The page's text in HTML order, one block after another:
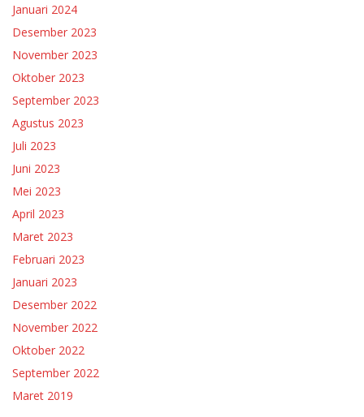
Januari 2024
Desember 2023
November 2023
Oktober 2023
September 2023
Agustus 2023
Juli 2023
Juni 2023
Mei 2023
April 2023
Maret 2023
Februari 2023
Januari 2023
Desember 2022
November 2022
Oktober 2022
September 2022
Maret 2019